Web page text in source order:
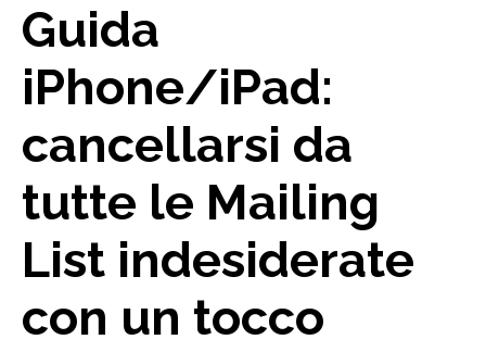
Guida
iPhone/iPad:
cancellarsi da
tutte le Mailing
List indesiderate
con un tocco